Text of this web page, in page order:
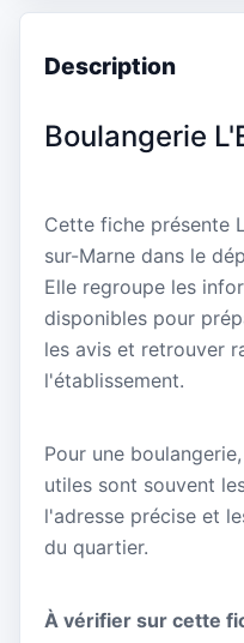
Description
Boulangerie
Cette fiche présente
sur-Marne dans le
Elle regroupe les
disponibles pour
les avis et retrouver
l'établissement.
Pour une
utiles sont souvent
l'adresse précise et
du quartier.
À vérifier sur cette